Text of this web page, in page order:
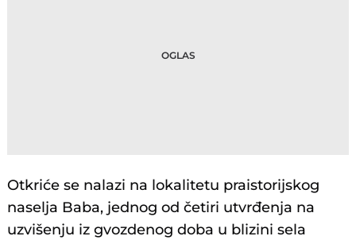
Otkriće se nalazi na lokalitetu praistorijskog
naselja Baba, jednog od četiri utvrđenja na
uzvišenju iz gvozdenog doba u blizini sela